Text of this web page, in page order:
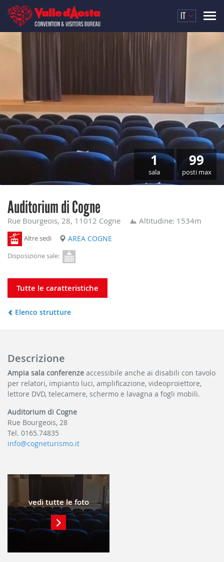
IT
99
posti max
1
sala
Auditorium di Cogne
Rue Bourgeois, 28, 11012 Cogne Altitudine: 1534m
Altre sedi AREA COGNE
Disposizione sale:
Tutte le caratteristiche
Elenco strutture
Descrizione
Ampia sala conferenze accessibile anche ai disabili con tavolo
per relatori, impianto luci, amplificazione, videoproiettore,
lettore DVD, telecamere, schermo e lavagna a fogli mobili.
Auditorium di Cogne
Rue Bourgeois, 28
Tel. 0165.74835
info@cogneturismo.it
vedi tutte le foto